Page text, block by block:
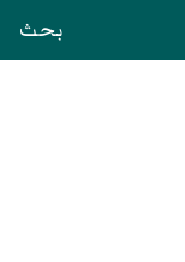
بحث